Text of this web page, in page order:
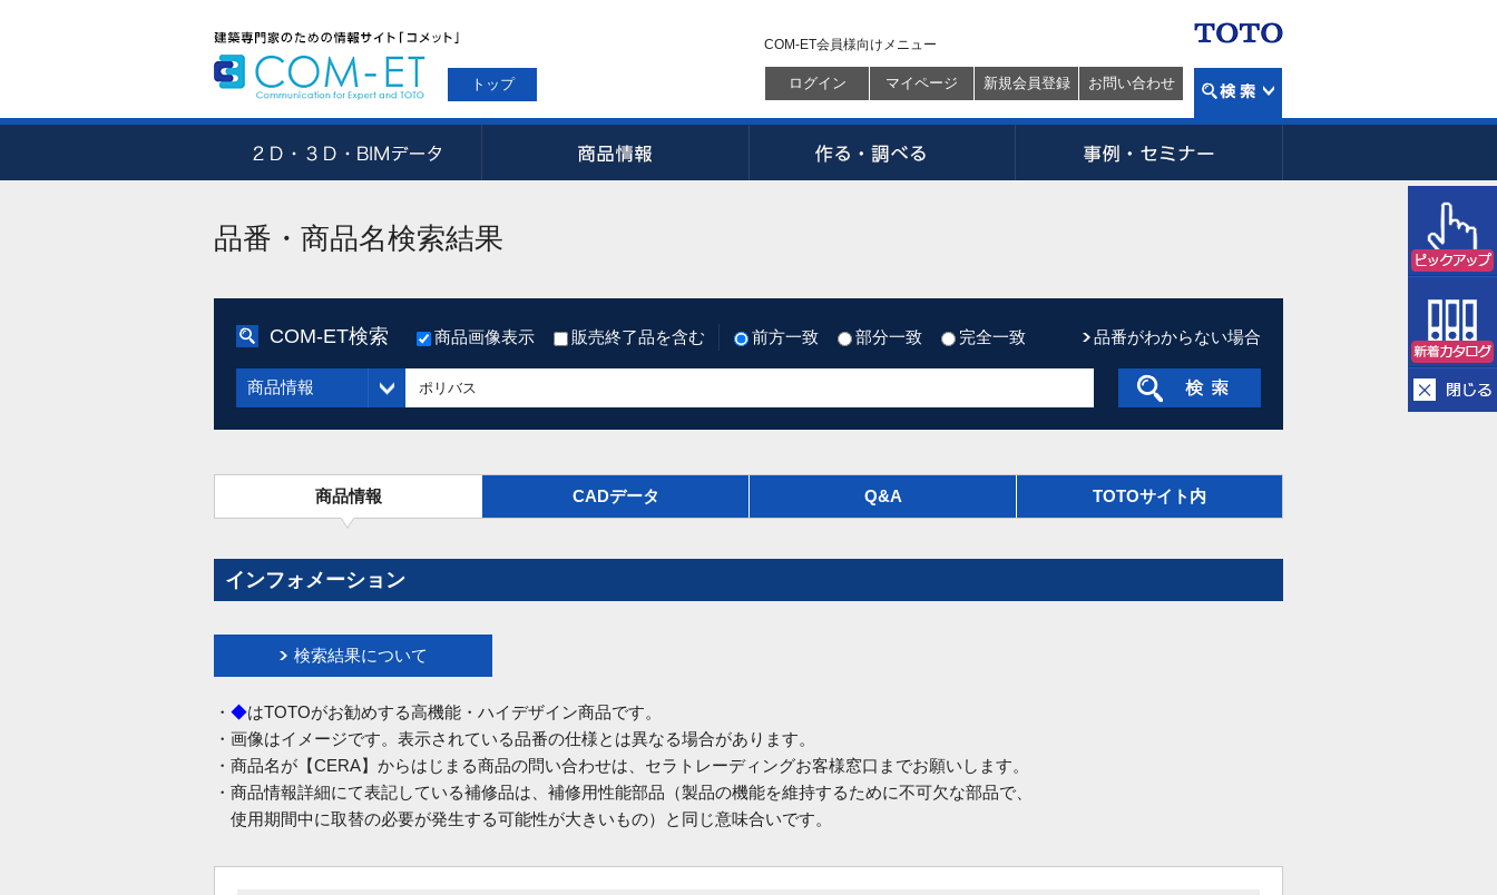
トップ
COM-ET会員様向けメニュー
ログイン マイページ 新規会員登録 お問い合わせ
品番・商品名検索結果
COM-ET検索 商品画像表示 販売終了品を含む 前方一致 部分一致 完全一致 品番がわからない場合
商品情報
商品情報 CADデータ Q&A TOTOサイト内
インフォメーション
検索結果について
・ ◆はTOTOがお勧めする高機能・ハイデザイン商品です。
・画像はイメージです。表示されている品番の仕様とは異なる場合があります。
・商品名が【CERA】からはじまる商品の問い合わせは、セラトレーディングお客様窓口までお願いします。
・商品情報詳細にて表記している補修品は、補修用性能部品（製品の機能を維持するために不可欠な部品で、
使用期間中に取替の必要が発生する可能性が大きいもの）と同じ意味合いです。